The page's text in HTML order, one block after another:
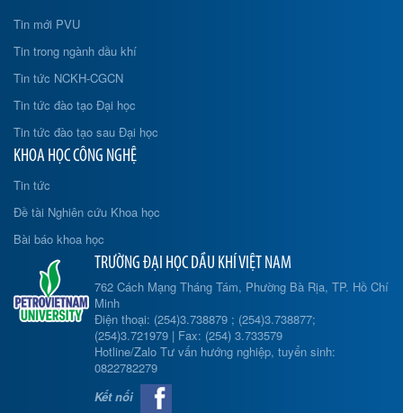
Tin mới PVU
Tin trong ngành dầu khí
Tin tức NCKH-CGCN
Tin tức đào tạo Đại học
Tin tức đào tạo sau Đại học
KHOA HỌC CÔNG NGHỆ
Tin tức
Đề tài Nghiên cứu Khoa học
Bài báo khoa học
TRƯỜNG ĐẠI HỌC DẦU KHÍ VIỆT NAM
762 Cách Mạng Tháng Tám, Phường Bà Rịa, TP. Hồ Chí
Minh
Điện thoại: (254)3.738879 ; (254)3.738877;
(254)3.721979 | Fax: (254) 3.733579
Hotline/Zalo Tư vấn hướng nghiệp, tuyển sinh:
0822782279
Kết nối